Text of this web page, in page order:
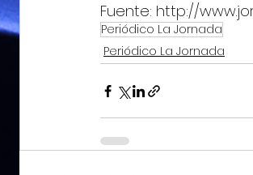
Fuente: http://
Periódico La Jornada
Periódico La Jornada